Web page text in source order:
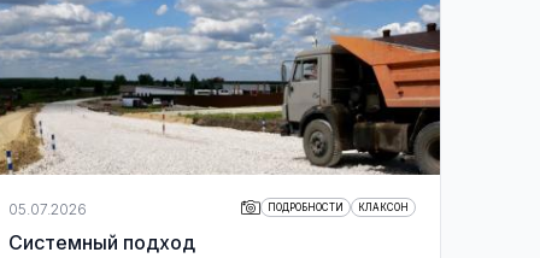
05.07.2026 ПОДРОБНОСТИ КЛАКСОН
Системный подход